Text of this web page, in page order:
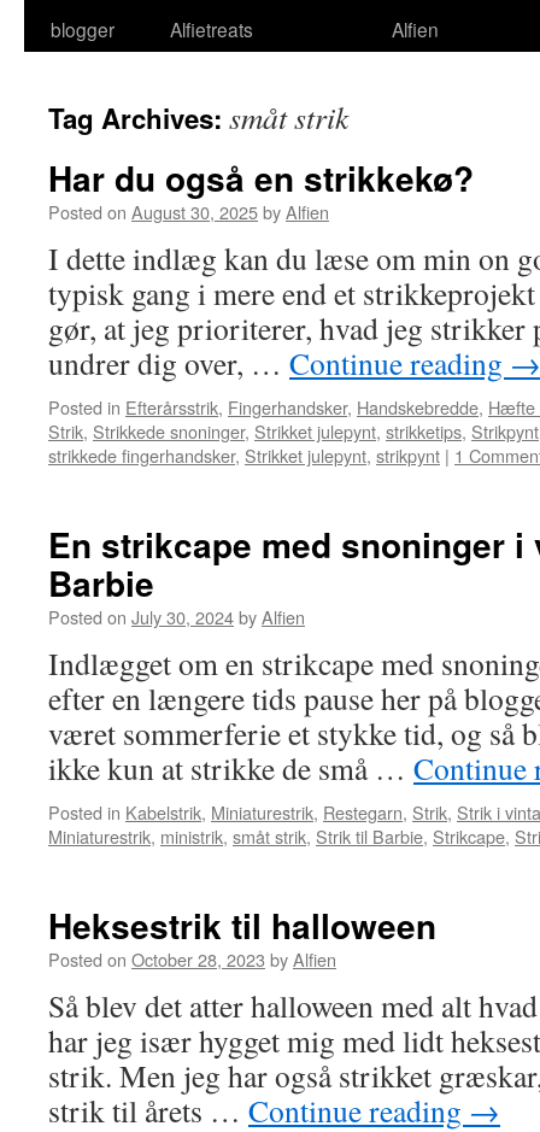
blogger
Alfietreats
Alfien
Tag Archives: småt strik
Har du også en strikkekø?
Posted on August 30, 2025byAlfien
I dette indlæg kan du læse om min on
typisk gang i mere end et
gør, at jeg prioriterer, hvad jeg
undrer dig over, … Continue reading →
Posted in Efterårsstrik, Fingerhandsker, Handskebredde, Hæfte
Strik, Strikkede snoninger, Strikket julepynt, strikketips, Strikpynt
strikkede fingerhandsker, Strikket julepynt, strikpynt | 1
En strikcape med snoninger
Barbie
Posted on July 30, 2024byAlfien
Indlægget om en strikcape med
efter en længere tids pause her på
været sommerferie et stykke tid, og så
ikke kun at strikke de små … Continue
Posted in Kabelstrik, Miniaturestrik, Restegarn, Strik, Strik i
Miniaturestrik, ministrik, småt strik, Strik til Barbie, Strikcape,
Heksestrik til halloween
Posted on October 28, 2023 byAlfien
Så blev det atter halloween med alt
har jeg især hygget mig med lidt
strik. Men jeg har også strikket
strik til årets … Continue reading →